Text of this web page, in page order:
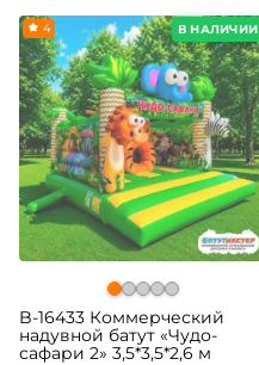
В НАЛИЧИИ
4
B-16433 Коммерческий
надувной батут «Чудо-
сафари 2» 3,5*3,5*2,6 м